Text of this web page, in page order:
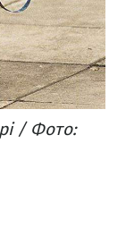
/ Фото: